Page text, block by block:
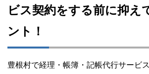
ビス契約をする前に抑え
ント！
豊根村で経理・帳簿・記帳代行サービ